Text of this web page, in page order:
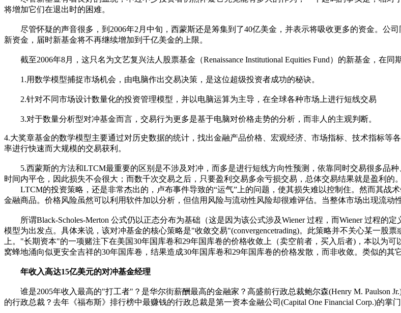
将增加它们在退出时的困难。
尽管怀疑的声音很多，到2006年2月中旬，西蒙斯还是筹集到了40亿美金，并表示将吸收更多的资金。公
新资金，届时新基金将不再继续增加到千亿美金的上限。
截至2006年8月，这只名为文艺复兴法人股票基金（Renaissance Institutional Equities Fund）的新基金，在同
1.用数学模型捕捉市场机会，由电脑作出交易决策，是这位超级投资者成功的秘诀。
2.针对不同市场设计数量化的投资管理模型，并以电脑运算为主导，在全球各种市场上进行短线交易
3.对于数量分析型对冲基金而言，交易行为更多是基于电脑对价格走势的分析，而非人的主观判断。
4.大奖章基金的数学模型主要通过对历史数据的统计，找出金融产品价格、宏观经济、市场指标、技术指标
率进行快速而大规模的交易获利。
5.西蒙斯的方法和LTCM最重要的区别是不涉及对冲，而多是进行短线方向性预测，依靠同时交易很多品
时间内平仓，因此损失不会很大；而数千次交易之后，只要盈利交易多余亏损交易，总体交易结果就是盈利的。
LTCM的投资策略，还是非常杰出的，卢布事件导致的“运气”上的问题，使其损失难以控制住。然而其战
金融商品。价格风险虽然可以利用软件加以分析，但信用风险与流动性风险却很难评估。当整体市场出现流动
所谓Black-Scholes-Merton 公式仍以正态分布为基础（这是因为该公式涉及Wiener 过程，而Wiener 过程的
模型为出发点。具体来说，该对冲基金的核心策略是"收敛交易"(convergencetrading)。此策略并不关心某一股
上。"长期资本"的一项赌注下在美国30年国库卷和29年国库卷的价格收敛上（卖空前者，买入后者)，本以为
窝蜂地涌向似更安全吉祥的30年国库卷，结果造成30年国库卷和29年国库卷的价格发散，而非收敛。类似的其
年收入高达15亿美元的对冲基金经理
谁是2005年收入最高的"打工者"？是华尔街薪酬最高的金融家？高盛前行政总裁鲍尔森(Henry M. Paulson
的行政总裁？去年《福布斯》排行榜中最赚钱的行政总裁是第一资本金融公司(Capital One Financial Corp.)的掌